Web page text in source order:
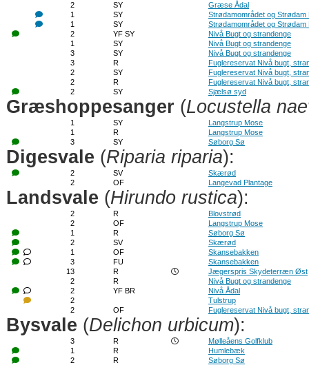
2 SY
Græse Ådal
1
SY
Strødamområdet og Strødam
1
SY
Strødamområdet og Strødam
2
YF SY
Nivå Bugt og strandenge
1
SY
Nivå Bugt og strandenge
3
SY
Nivå Bugt og strandenge
3
R
Fuglereservat Nivå bugt,
2
SY
Fuglereservat Nivå bugt,
2
R
Fuglereservat Nivå bugt,
2
SY Sjælsø syd
Græshoppesanger (Locustella
1 SY
Langstrup Mose
1
R
Langstrup Mose
3
SY Søborg Sø
Digesvale (Riparia riparia):
2 SV
Skærød
2
OF Langevad Plantage
Landsvale (Hirundo rustica):
2 R
Blovstrød
2
OF
Langstrup Mose
1
R
Søborg Sø
2
SV
Skærød
1
OF
Skansebakken
3
FU
Skansebakken
13
R
Jægerspris Skydeterræn Øst
2
R
Nivå Bugt og strandenge
2
YF BR
Nivå Ådal
2
Tulstrup
2
OF Fuglereservat Nivå bugt,
Bysvale (Delichon urbicum):
3 R
Mølleåens Golfklub
1
R
Humlebæk
2
R
Søborg Sø